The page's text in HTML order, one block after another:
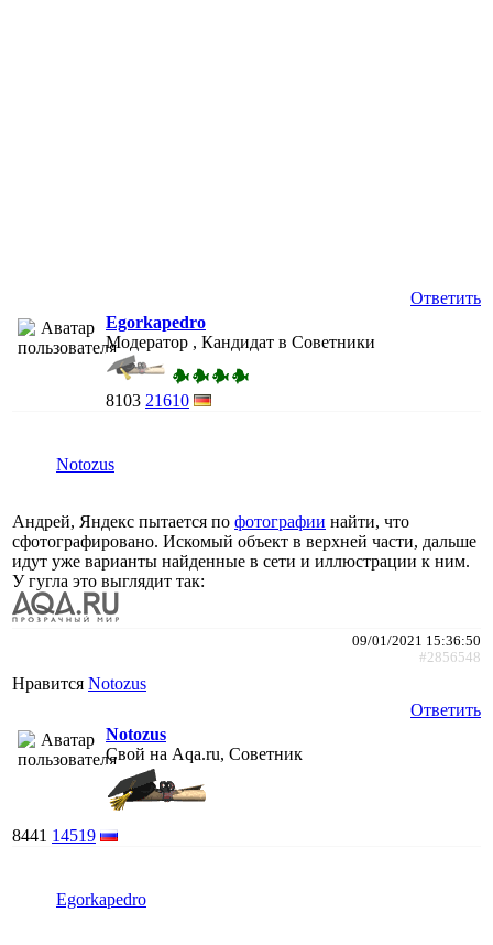
Ответить
Egorkapedro
Модератор , Кандидат в Советники
8103 21610
Notozus
Андрей, Яндекс пытается по фотографии найти, что
сфотографировано. Искомый объект в верхней части, дальше
идут уже варианты найденные в сети и иллюстрации к ним.
У гугла это выглядит так:
09/01/2021 15:36:50
#2856548
Нравится Notozus
Ответить
Notozus
Свой на Aqa.ru, Советник
8441 14519
Egorkapedro